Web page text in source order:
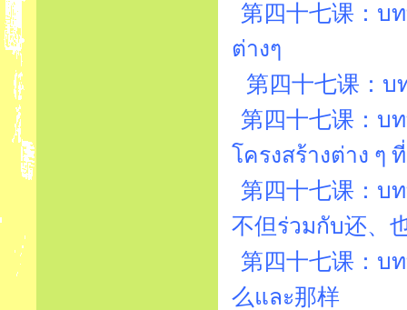
第四十七课：บ
ต่างๆ
第四十七课：บ
第四十七课：บ
โครงสร้างต่าง ๆ
第四十七课：บ
不但ร่วมกับ还、
第四十七课：บ
么และ那样